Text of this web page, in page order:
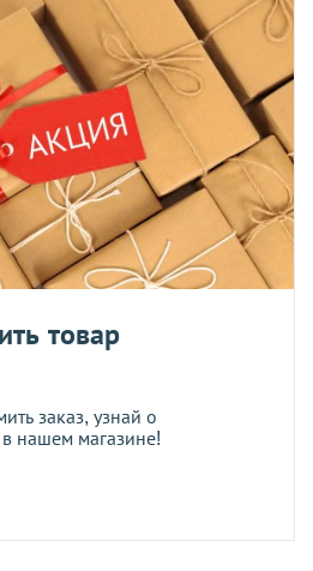
товар
заказ, узнай о
нашем магазине!